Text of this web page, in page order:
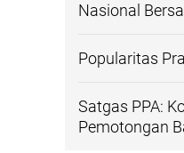
Nasional
Popularitas
Satgas PPA:
Pemotongan